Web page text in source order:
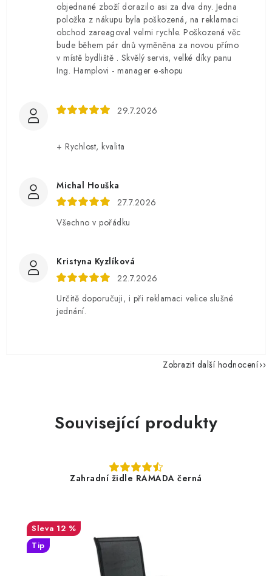
objednané zboží dorazilo asi za dva dny. Jedna
položka z nákupu byla poškozená, na reklamaci
obchod zareagoval velmi rychle. Poškozená věc
bude během pár dnů vyměněna za novou přímo
v místě bydliště . Skvělý servis, velké díky panu
Ing. Hamplovi - manager e-shopu
29.7.2026
+ Rychlost, kvalita
Michal Houška
27.7.2026
Všechno v pořádku
Kristyna Kyzlíková
22.7.2026
Určitě doporučuji, i při reklamaci velice slušné
jednání.
Zobrazit další hodnocení
Související produkty
Zahradní židle RAMADA černá
12 %
Tip